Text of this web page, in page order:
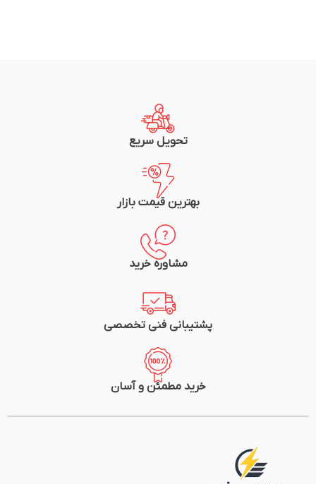
تحویل سریع
بهترین قیمت بازار
مشاوره خرید
پشتیبانی فنی تخصصی
خرید مطمئن و آسان